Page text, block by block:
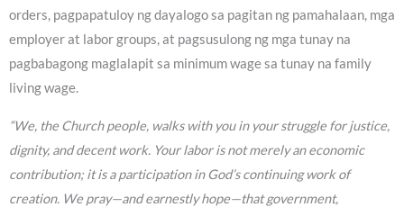
orders, pagpapatuloy ng dayalogo sa pagitan ng pamahalaan, mga
employer at labor groups, at pagsusulong ng mga tunay na
pagbabagong maglalapit sa minimum wage sa tunay na family
living wage.
“We, the Church people, walks with you in your struggle for justice,
dignity, and decent work. Your labor is not merely an economic
contribution; it is a participation in God’s continuing work of
creation. We pray—and earnestly hope—that government,